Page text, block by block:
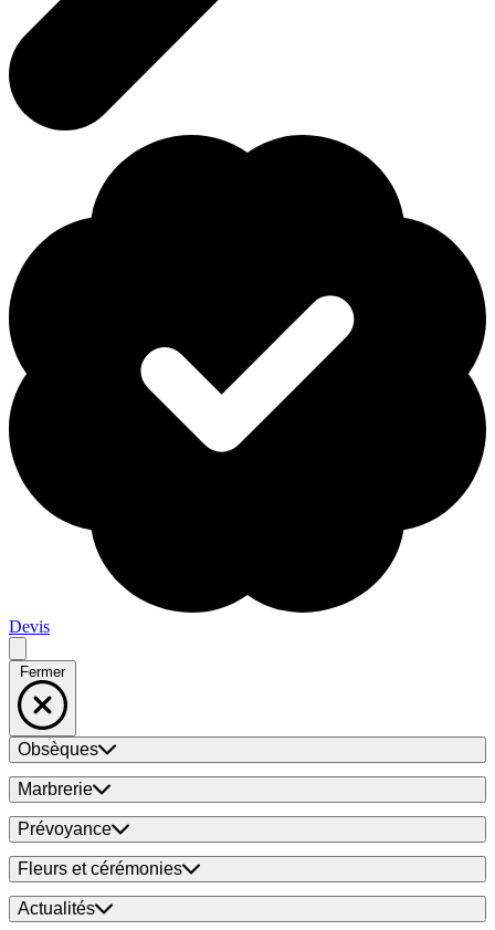
Devis
Fermer
Obsèques
Marbrerie
Prévoyance
Fleurs et cérémonies
Actualités